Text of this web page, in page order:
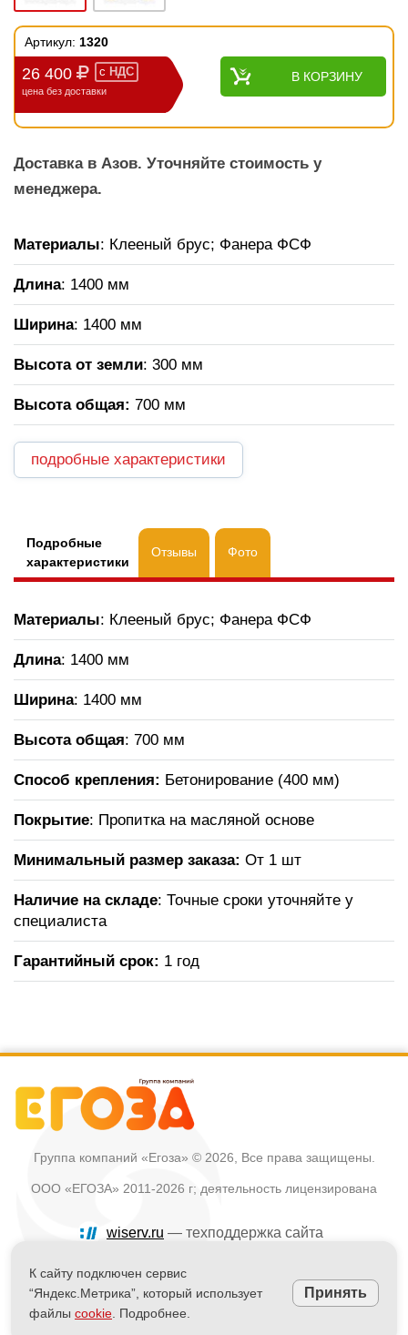
Артикул: 1320
26 400 с НДС
цена без доставки
В КОРЗИНУ
Доставка в Азов. Уточняйте стоимость у
менеджера.
Материалы: Клееный брус; Фанера ФСФ
Длина: 1400 мм
Ширина: 1400 мм
Высота от земли: 300 мм
Высота общая: 700 мм
подробные характеристики
Подробные
характеристики
Отзывы Фото
Материалы: Клееный брус; Фанера ФСФ
Длина: 1400 мм
Ширина: 1400 мм
Высота общая: 700 мм
Способ крепления: Бетонирование (400 мм)
Покрытие: Пропитка на масляной основе
Минимальный размер заказа: От 1 шт
Наличие на складе: Точные сроки уточняйте у
специалиста
Гарантийный срок: 1 год
Группа компаний «Егоза» © 2026, Все права защищены.
ООО «ЕГОЗА» 2011-2026 г; деятельность лицензирована
wiserv.ru — техподдержка сайта
Политика в отношении обработки персональных данных
Информация на сайте не является публичной офертой
К сайту подключен сервис
“Яндекс.Метрика”, который использует
файлы cookie . Подробнее.
Принять